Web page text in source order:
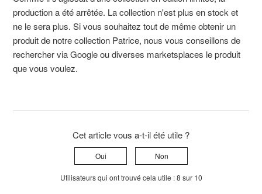
production a été arrêtée. La collection n'est plus en stock et
ne le sera plus. Si vous souhaitez tout de même obtenir un
produit de notre collection Patrice, nous vous conseillons de
rechercher via Google ou diverses marketsplaces le produit
que vous voulez.
Cet article vous a-t-il été utile ?
Oui Non
Utilisateurs qui ont trouvé cela utile : 8 sur 10